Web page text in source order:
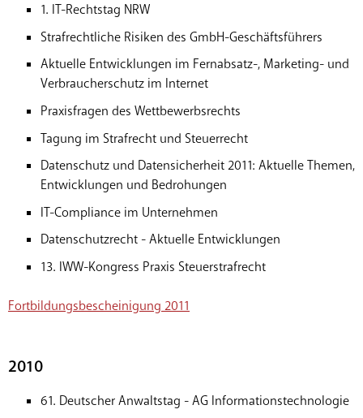
1. IT-Rechtstag NRW
Strafrechtliche Risiken des GmbH-Geschäftsführers
Aktuelle Entwicklungen im Fernabsatz-, Marketing- und
Verbraucherschutz im Internet
Praxisfragen des Wettbewerbsrechts
Tagung im Strafrecht und Steuerrecht
Datenschutz und Datensicherheit 2011: Aktuelle Themen,
Entwicklungen und Bedrohungen
IT-Compliance im Unternehmen
Datenschutzrecht - Aktuelle Entwicklungen
13. IWW-Kongress Praxis Steuerstrafrecht
Fortbildungsbescheinigung 2011
2010
61. Deutscher Anwaltstag - AG Informationstechnologie